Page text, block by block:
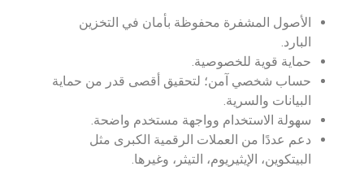
الأصول المشفرة محفوظة بأمان في التخزين
البارد.
حماية قوية للخصوصية.
حساب شخصي آمن؛ لتحقيق أقصى قدر من حماية
البيانات والسرية.
سهولة الاستخدام وواجهة مستخدم واضحة.
دعم عددًا من العملات الرقمية الكبرى مثل
البيتكوين، الإيثيريوم، التيثر، وغيرها.